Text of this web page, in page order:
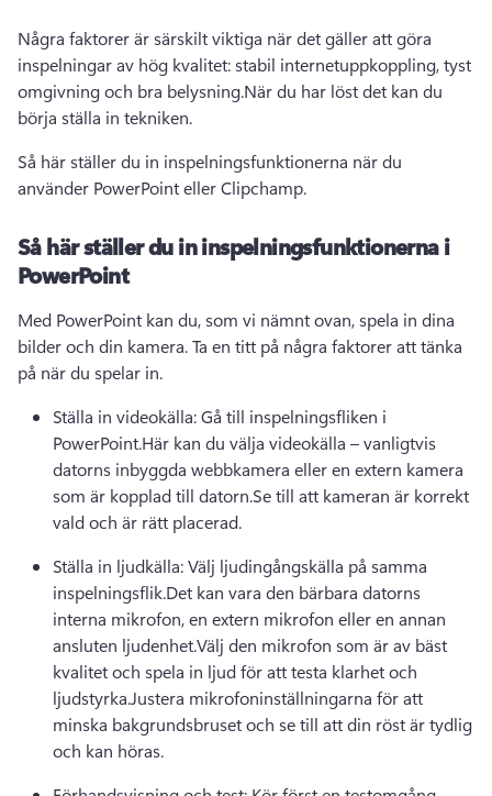
Några faktorer är särskilt viktiga när det gäller att göra
inspelningar av hög kvalitet: stabil internetuppkoppling, tyst
omgivning och bra belysning.När du har löst det kan du
börja ställa in tekniken.
Så här ställer du in inspelningsfunktionerna när du
använder PowerPoint eller Clipchamp.
Så här ställer du in inspelningsfunktionerna i
PowerPoint
Med PowerPoint kan du, som vi nämnt ovan, spela in dina
bilder och din kamera. Ta en titt på några faktorer att tänka
på när du spelar in.
Ställa in videokälla: Gå till inspelningsfliken i
PowerPoint.Här kan du välja videokälla – vanligtvis
datorns inbyggda webbkamera eller en extern kamera
som är kopplad till datorn.Se till att kameran är korrekt
vald och är rätt placerad.
Ställa in ljudkälla: Välj ljudingångskälla på samma
inspelningsflik.Det kan vara den bärbara datorns
interna mikrofon, en extern mikrofon eller en annan
ansluten ljudenhet.Välj den mikrofon som är av bäst
kvalitet och spela in ljud för att testa klarhet och
ljudstyrka.Justera mikrofoninställningarna för att
minska bakgrundsbruset och se till att din röst är tydlig
och kan höras.